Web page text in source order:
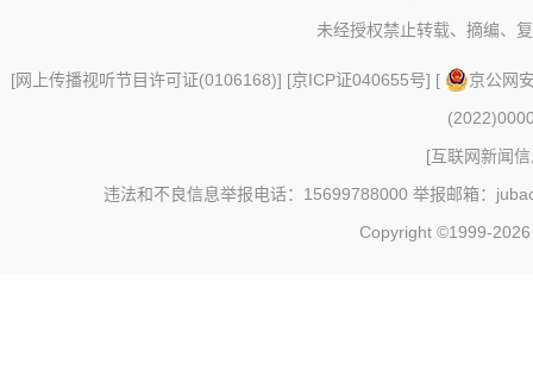
未经授权禁止转载、摘编、
[网上传播视听节目许可证(0106168)] [京ICP证040655号] [
京公网
[互联网新闻
违法和不良信息举报电话：15699788000 举报邮箱：
Copyright ©1999-